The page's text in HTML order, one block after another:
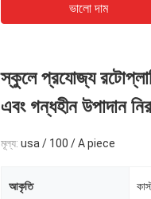
ভালো দাম
স্কুলে প্রযোজ্য
এবং গন্ধহীন উপাদান
মূল্য: usa / 100 / A piece
আকৃতি